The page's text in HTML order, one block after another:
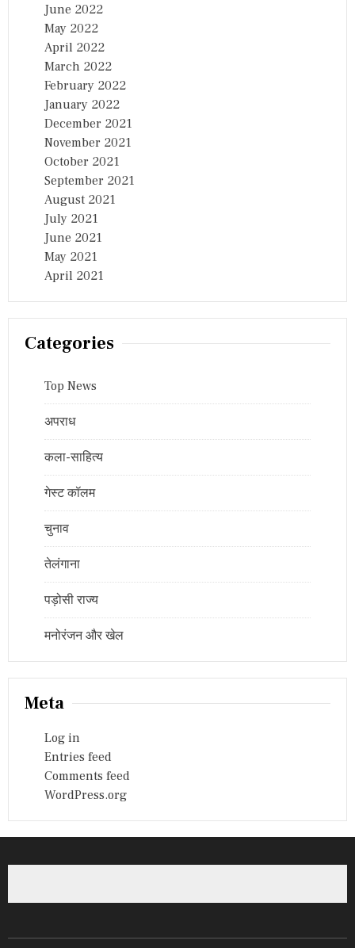
June 2022
May 2022
April 2022
March 2022
February 2022
January 2022
December 2021
November 2021
October 2021
September 2021
August 2021
July 2021
June 2021
May 2021
April 2021
Categories
Top News
अपराध
कला-साहित्य
गेस्ट कॉलम
चुनाव
तेलंगाना
पड़ोसी राज्य
मनोरंजन और खेल
Meta
Log in
Entries feed
Comments feed
WordPress.org